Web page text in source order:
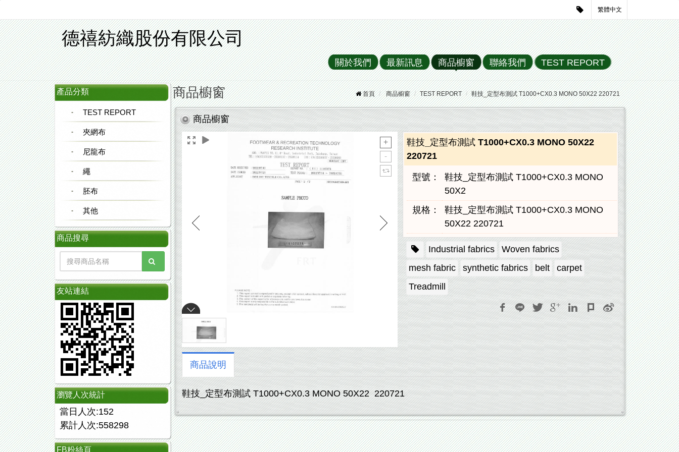
繁體中文
德禧紡織股份有限公司
關於我們 最新訊息 商品櫥窗 聯絡我們 TEST REPORT
產品分類
TEST REPORT
夾網布
尼龍布
繩
胚布
其他
商品搜尋
友站連結
瀏覽人次統計
當日人次:152
累計人次:558298
FB粉絲頁
商品櫥窗 首頁 商品櫥窗 TEST REPORT 鞋技_定型布測試 T1000+CX0.3 MONO 50X22 220721
商品櫥窗
鞋技_定型布測試 T1000+CX0.3 MONO 50X22
220721
型號：
鞋技_定型布測試 T1000+CX0.3 MONO
50X2
規格：
鞋技_定型布測試 T1000+CX0.3 MONO
50X22 220721
Industrial fabrics
Woven fabrics
mesh fabric
synthetic fabrics belt
carpet
Treadmill
商品說明
鞋技_定型布測試 T1000+CX0.3 MONO 50X22 220721